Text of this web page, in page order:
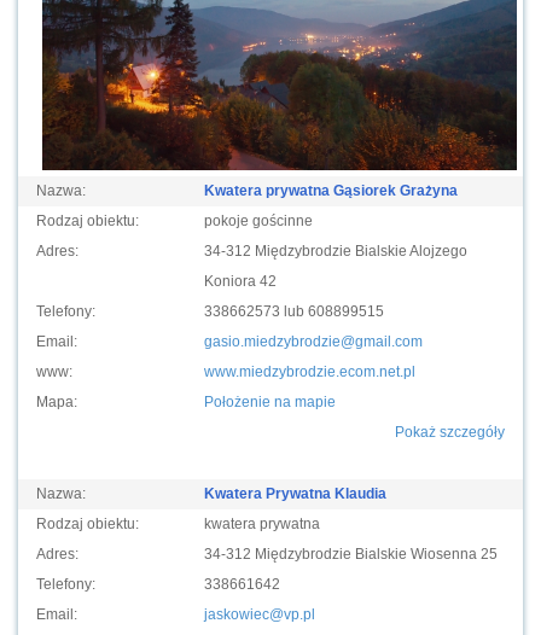
Nazwa:
Kwatera prywatna Gąsiorek Grażyna
Rodzaj obiektu:
pokoje gościnne
Adres:
34-312 Międzybrodzie Bialskie Alojzego
Koniora 42
Telefony:
338662573 lub 608899515
Email:
gasio.miedzybrodzie@gmail.com
www:
www.miedzybrodzie.ecom.net.pl
Mapa:
Położenie na mapie
Pokaż szczegóły
Nazwa:
Kwatera Prywatna Klaudia
Rodzaj obiektu:
kwatera prywatna
Adres:
34-312 Międzybrodzie Bialskie Wiosenna 25
Telefony:
338661642
Email:
jaskowiec@vp.pl